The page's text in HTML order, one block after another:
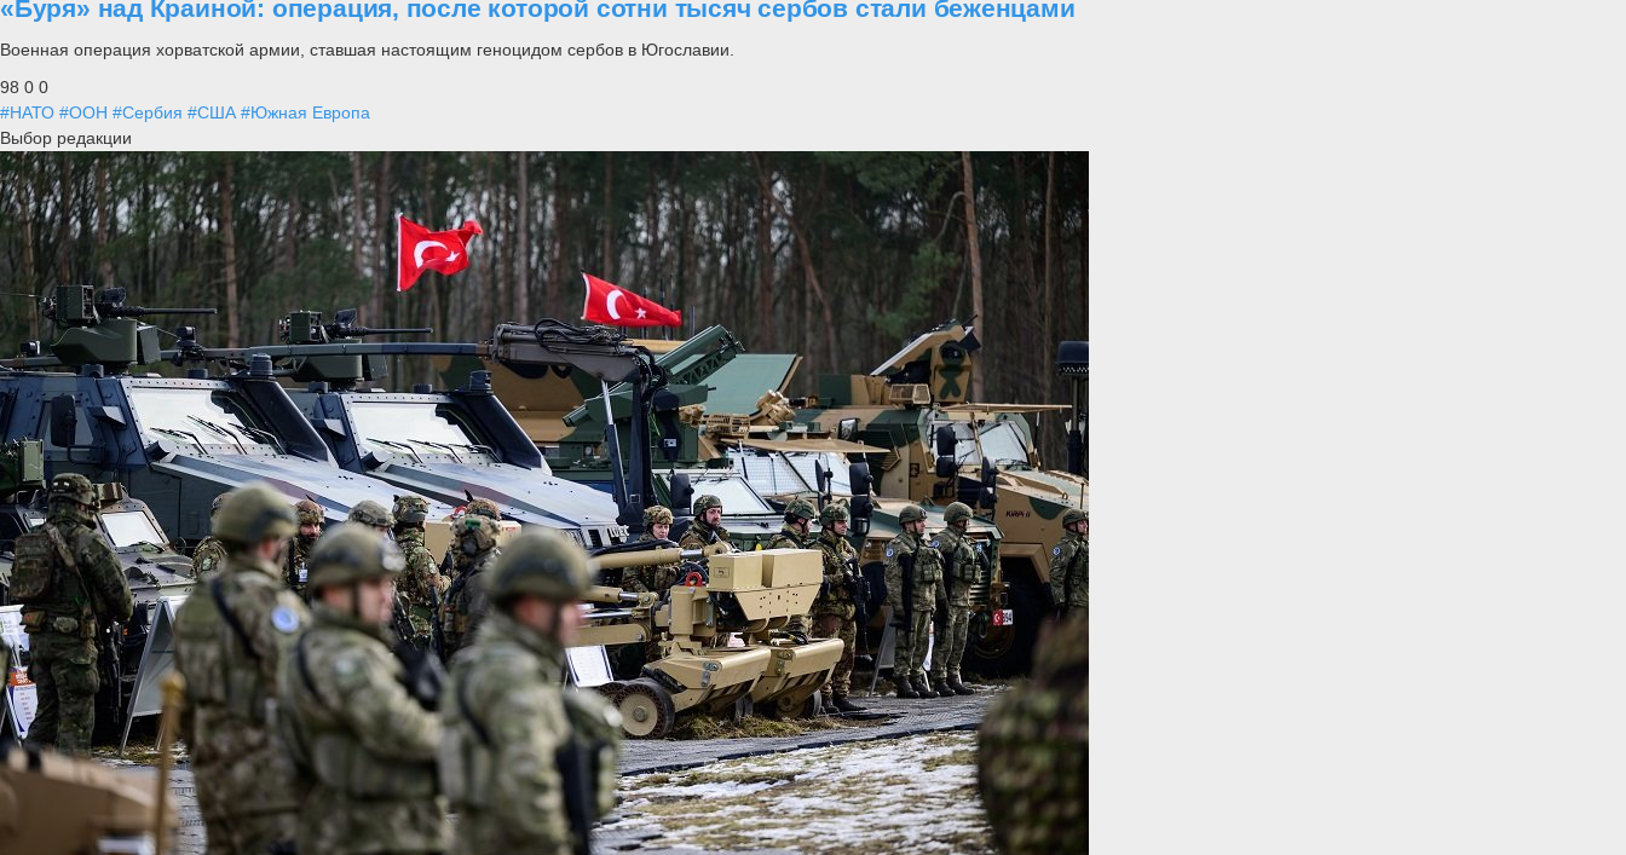
«Буря» над Краиной: операция, после которой сотни тысяч сербов стали беженцами
Военная операция хорватской армии, ставшая настоящим геноцидом сербов в Югославии.
98 0 0
#НАТО #ООН #Сербия #США #Южная Европа
Выбор редакции